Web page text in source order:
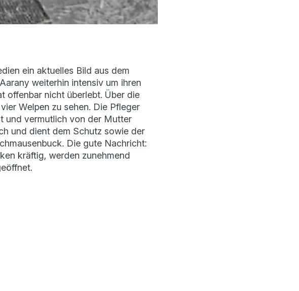
ein aktuelles Bild aus dem
weiterhin intensiv um ihren
offenbar nicht überlebt. Über die
Welpen zu sehen. Die Pfleger
und vermutlich von der Mutter
und dient dem Schutz sowie der
Die gute Nachricht:
kräftig, werden zunehmend